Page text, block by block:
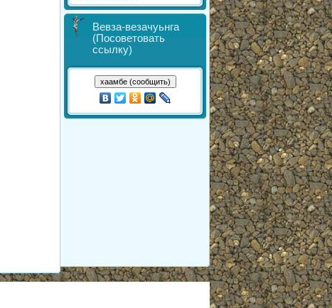
Вевза-везачуьнга
(Посоветовать
ссылку)